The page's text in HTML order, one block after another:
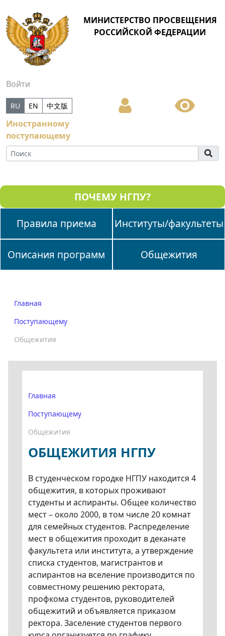
МИНИСТЕРСТВО ПРОСВЕЩЕНИЯ
РОССИЙСКОЙ ФЕДЕРАЦИИ
Войти
Иностранному
поступающему
RU EN 中文版
ПОЧЕМУ НГПУ?
Правила приема
Институты/факультеты
Описания программ Общежития
Главная
Поступающему
Общежития
Главная
Поступающему
Общежития
ОБЩЕЖИТИЯ НГПУ
В студенческом городке НГПУ находится 4
общежития, в которых проживают
студенты и аспиранты. Общее количество
мест – около 2000, в том числе 20 комнат
для семейных студентов. Распределение
мест в общежития проходит в деканате
факультета или института, а утверждение
списка студентов, магистрантов и
аспирантов на вселение производится по
совместному решению ректората,
профкома студентов, руководителей
общежитий и объявляется приказом
ректора. Заселение студентов первого